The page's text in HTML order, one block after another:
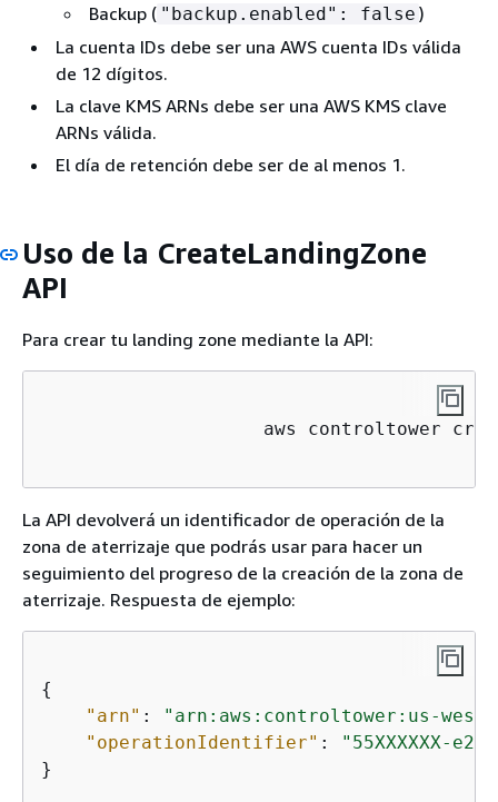
Backup ( "backup.enabled": false )
La cuenta IDs debe ser una AWS cuenta IDs válida
de 12 dígitos.
La clave KMS ARNs debe ser una AWS KMS clave
ARNs válida.
El día de retención debe ser de al menos 1.
Uso de la CreateLandingZone
API
Para crear tu landing zone mediante la API:
aws controltower
La API devolverá un identificador de operación de la
zona de aterrizaje que podrás usar para hacer un
seguimiento del progreso de la creación de la zona de
aterrizaje. Respuesta de ejemplo:
{
"arn" :
"arn:aws:controltower:us-west-
"operationIdentifier" :
"55XXXXXX-
}